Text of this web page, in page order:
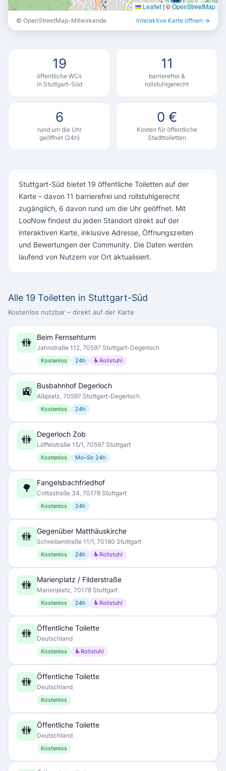
Leaflet |©OpenStreetMap
© OpenStreetMap-Mitwirkende Interaktive Karte öffnen →
19
öffentliche WCs
in Stuttgart-Süd
11
barrierefrei &
rollstuhlgerecht
6
rund um die Uhr
geöffnet (24h)
0 €
Kosten für öffentliche
Stadttoiletten
Stuttgart-Süd bietet 19 öffentliche Toiletten auf der
Karte – davon 11 barrierefrei und rollstuhlgerecht
zugänglich, 6 davon rund um die Uhr geöffnet. Mit
LooNow findest du jeden Standort direkt auf der
interaktiven Karte, inklusive Adresse, Öffnungszeiten
und Bewertungen der Community. Die Daten werden
laufend von Nutzern vor Ort aktualisiert.
Alle 19 Toiletten in Stuttgart-Süd
Kostenlos nutzbar – direkt auf der Karte
🚻 Beim Fernsehturm
Jahnstraße 112, 70597 Stuttgart-Degerloch
Kostenlos 24h ♿ Rollstuhl
🚉 Busbahnhof Degerloch
Albplatz, 70597 Stuttgart-Degerloch
Kostenlos 24h
🚻 Degerloch Zob
Löffelstraße 15/1, 70597 Stuttgart
Kostenlos Mo–So 24h
🌳 Fangelsbachfriedhof
Cottastraße 34, 70178 Stuttgart
Kostenlos 24h
🚻 Gegenüber Matthäuskirche
Schreiberstraße 11/1, 70180 Stuttgart
Kostenlos 24h ♿ Rollstuhl
🚻 Marienplatz / Filderstraße
Marienplatz, 70178 Stuttgart
Kostenlos 24h ♿ Rollstuhl
🚻 Öffentliche Toilette
Deutschland
Kostenlos ♿ Rollstuhl
🚻 Öffentliche Toilette
Deutschland
Kostenlos
🚻 Öffentliche Toilette
Deutschland
Kostenlos